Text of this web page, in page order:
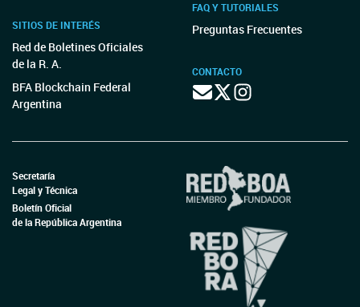
SITIOS DE INTERÉS
Red de Boletines Oficiales
de la R. A.
BFA Blockchain Federal
Argentina
FAQ Y TUTORIALES
Preguntas Frecuentes
CONTACTO
Secretaría
Legal y Técnica
Boletín Oficial
de la República Argentina